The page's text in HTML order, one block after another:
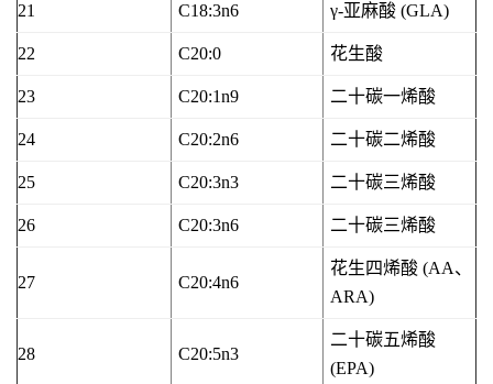
21 C18:3n6 γ-亚麻酸 (GLA)
22 C20:0 花生酸
23 C20:1n9 二十碳一烯酸
24 C20:2n6 二十碳二烯酸
25 C20:3n3 二十碳三烯酸
26 C20:3n6 二十碳三烯酸
27 C20:4n6
花生四烯酸 (AA、
ARA)
28 C20:5n3
二十碳五烯酸
(EPA)